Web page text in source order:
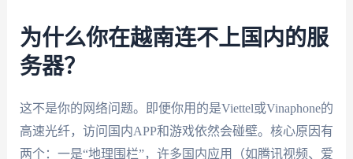
为什么你在越南连不上国内的服
务器？
这不是你的网络问题。即便你用的是Viettel或Vinaphone的
高速光纤，访问国内APP和游戏依然会碰壁。核心原因有
两个：一是“地理围栏”，许多国内应用（如腾讯视频、爱